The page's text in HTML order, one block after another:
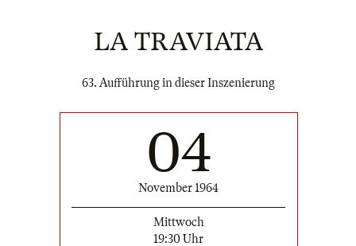
LA TRAVIATA
63. Aufführung in dieser Inszenierung
04
November 1964
Mittwoch
19:30 Uhr